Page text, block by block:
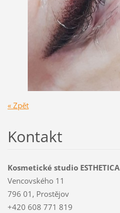
« Zpět
Kontakt
Kosmetické studio ESTHETICA
Vencovského 11
796 01, Prostějov
+420 608 771 819